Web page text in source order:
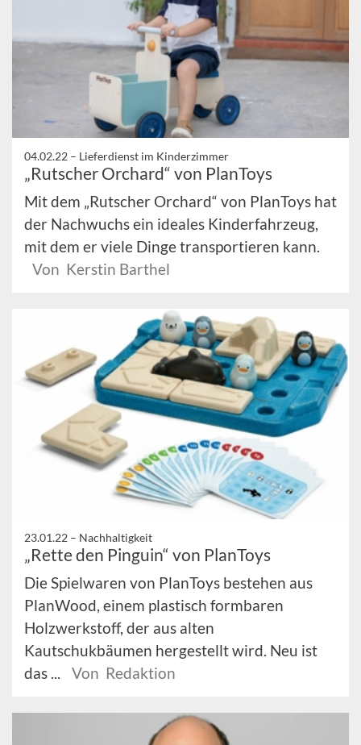
04.02.22 – Lieferdienst im Kinderzimmer
„Rutscher Orchard“ von PlanToys
Mit dem „Rutscher Orchard“ von PlanToys hat
der Nachwuchs ein ideales Kinderfahrzeug,
mit dem er viele Dinge transportieren kann.
Von Kerstin Barthel
23.01.22 – Nachhaltigkeit
„Rette den Pinguin“ von PlanToys
Die Spielwaren von PlanToys bestehen aus
PlanWood, einem plastisch formbaren
Holzwerkstoff, der aus alten
Kautschukbäumen hergestellt wird. Neu ist
das ...
Von Redaktion